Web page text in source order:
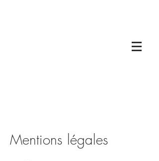
Mentions légales